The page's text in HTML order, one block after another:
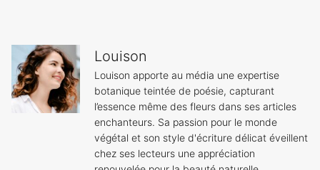
Louison
Louison apporte au média une expertise
botanique teintée de poésie, capturant
l’essence même des fleurs dans ses articles
enchanteurs. Sa passion pour le monde
végétal et son style d'écriture délicat éveillent
chez ses lecteurs une appréciation